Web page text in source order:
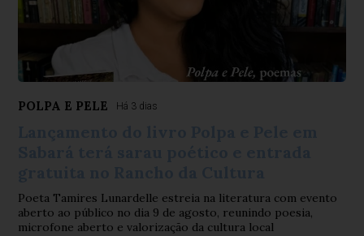
POLPA E PELE Há 3 dias
Poeta Tamires Lunardelle estreia na literatura com evento
aberto ao público no dia 9 de agosto, reunindo poesia,
microfone aberto e valorização da cultura local